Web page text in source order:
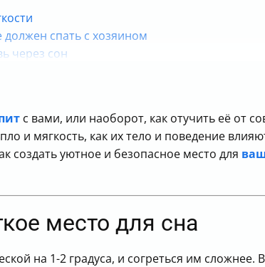
должен спать с хозяином
через сон
с вами, или наоборот, как отучить её от
и мягкость, как их тело и поведение
создать уютное и безопасное место для
место для сна
на 1-2 градуса, и согреться им сложнее.